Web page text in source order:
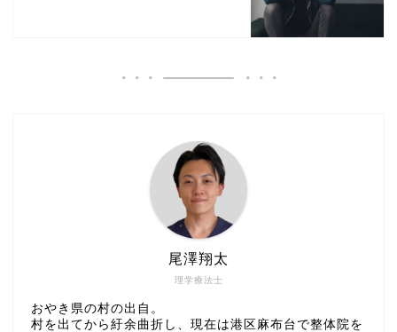
理学療法士
尾澤翔太
おやき県の村の出自。
村を出てから紆余曲折し、現在は港区麻布台で整体院を